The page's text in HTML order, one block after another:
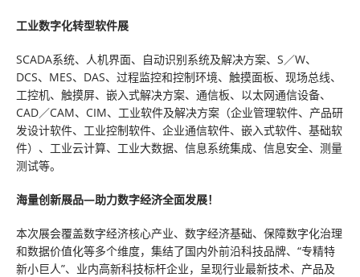
工业数字化转型软件展
SCADA系统、人机界面、自动识别系统及解决方案、S／W、
DCS、MES、DAS、过程监控和控制环境、触摸面板、现场总线、
工控机、触摸屏、嵌入式解决方案、通信板、以太网通信设备、
CAD／CAM、CIM、工业软件及解决方案（企业管理软件、产品研
发设计软件、工业控制软件、企业通信软件、嵌入式软件、基础软
件）、工业云计算、工业大数据、信息系统集成、信息安全、测量
测试等。
海量创新展品—助力数字经济全面发展！
本次展会覆盖数字经济核心产业、数字经济基础、保障数字化治理
和数据价值化等多个维度，集结了国内外前沿科技品牌、“专精特
新小巨人”、业内高新科技标杆企业，呈现行业最新技术、产品及